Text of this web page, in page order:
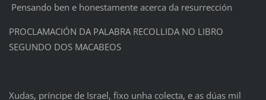
Pensando ben e honestamente acerca da resurrección
PROCLAMACIÓN DA PALABRA RECOLLIDA NO LIBRO
SEGUNDO DOS MACABEOS
Xudas, príncipe de Israel, fixo unha colecta, e as dúas mil